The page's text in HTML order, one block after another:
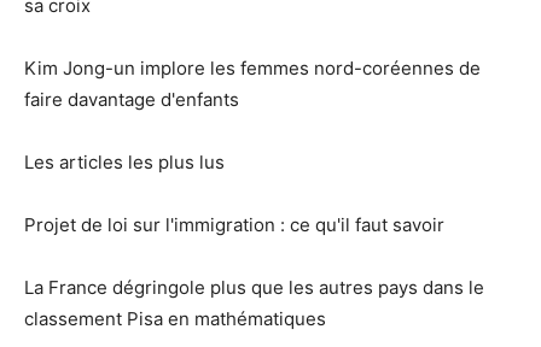
sa croix
Kim Jong-un implore les femmes nord-coréennes de
faire davantage d'enfants
Les articles les plus lus
Projet de loi sur l'immigration : ce qu'il faut savoir
La France dégringole plus que les autres pays dans le
classement Pisa en mathématiques